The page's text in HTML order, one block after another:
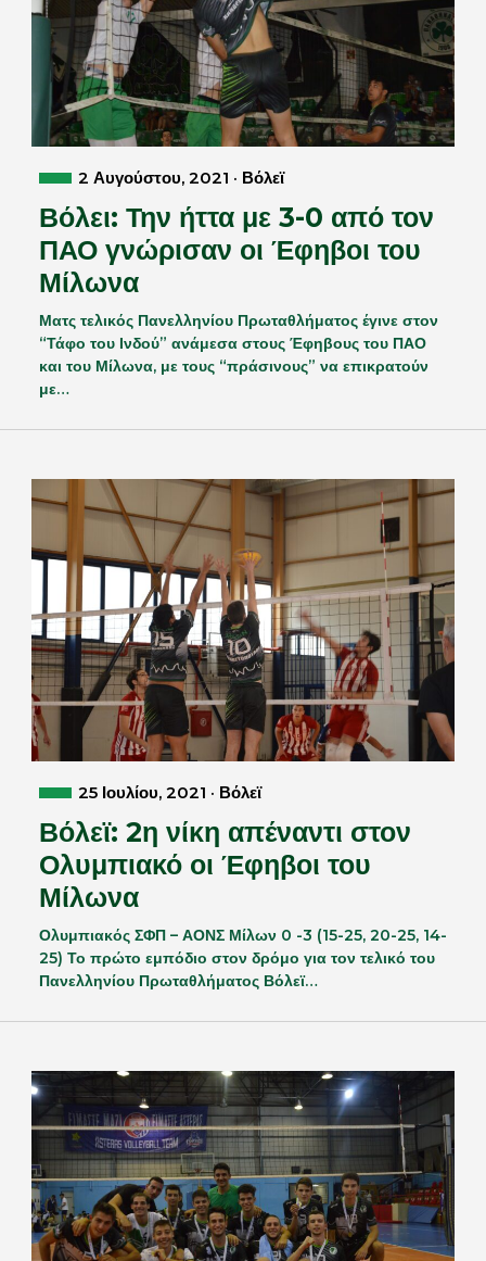
2 Αυγούστου, 2021 · Βόλεϊ
Βόλει: Την ήττα με 3-0 από τον
ΠΑΟ γνώρισαν οι Έφηβοι του
Μίλωνα
Ματς τελικός Πανελληνίου Πρωταθλήματος έγινε στον
“Τάφο του Ινδού” ανάμεσα στους Έφηβους του ΠΑΟ
και του Μίλωνα, με τους “πράσινους” να επικρατούν
με…
25 Ιουλίου, 2021 · Βόλεϊ
Βόλεϊ: 2η νίκη απέναντι στον
Ολυμπιακό οι Έφηβοι του
Μίλωνα
Ολυμπιακός ΣΦΠ – ΑΟΝΣ Μίλων 0 -3 (15-25, 20-25, 14-
25) Το πρώτο εμπόδιο στον δρόμο για τον τελικό του
Πανελληνίου Πρωταθλήματος Βόλεϊ…